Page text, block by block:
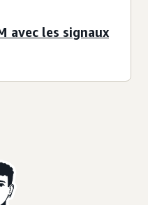
avec les signaux